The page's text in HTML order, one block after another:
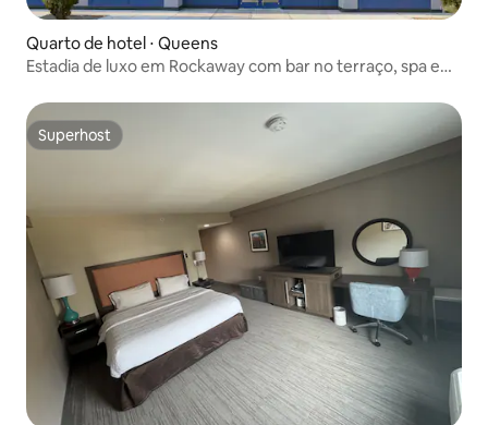
Quarto de hotel ⋅ Queens
Estadia de luxo em Rockaway com bar no terraço, spa e
Superhost
Superhost